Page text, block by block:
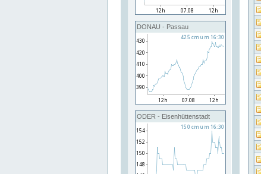
DONAU - Passau
ODER - Eisenhüttenstadt